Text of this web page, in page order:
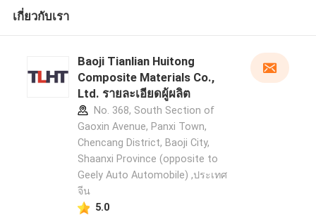
เกี่ยวกับเรา
Baoji Tianlian Huitong
Composite Materials Co.,
Ltd. รายละเอียดผู้ผลิต
No. 368, South Section of
Gaoxin Avenue, Panxi Town,
Chencang District, Baoji City,
Shaanxi Province (opposite to
Geely Auto Automobile) ,ประเทศ
จีน
5.0